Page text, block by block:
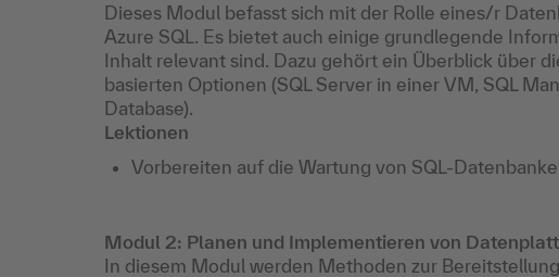
Dieses Modul befasst sich mit der Rolle eines/r
Azure SQL. Es bietet auch einige grundlegende
Inhalt relevant sind. Dazu gehört ein Überblick über
basierten Optionen (SQL Server in einer VM, SQL
Database).
Lektionen
Vorbereiten auf die Wartung von SQL-
Modul 2: Planen und Implementieren von
In diesem Modul werden Methoden zur